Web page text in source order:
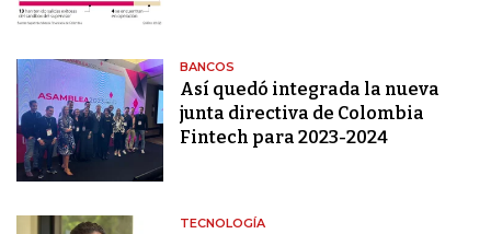
BANCOS
Así quedó integrada la nueva
junta directiva de Colombia
Fintech para 2023-2024
TECNOLOGÍA